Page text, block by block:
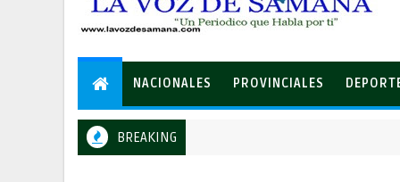
NACIONALES PROVINCIALES
BREAKING